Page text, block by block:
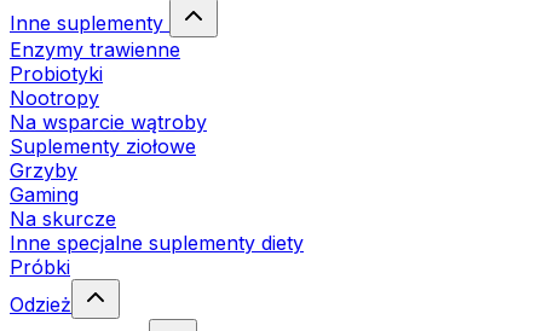
Inne suplementy
Enzymy trawienne
Probiotyki
Nootropy
Na wsparcie wątroby
Suplementy ziołowe
Grzyby
Gaming
Na skurcze
Inne specjalne suplementy diety
Próbki
Odzież